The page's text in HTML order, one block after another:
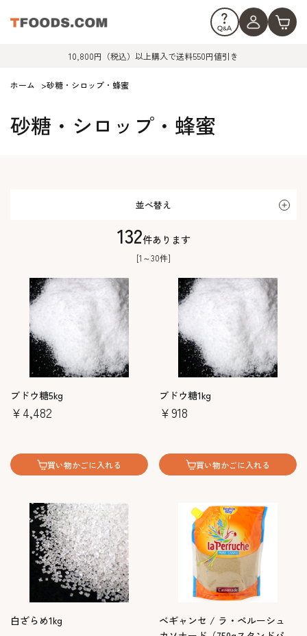
10,800円（税込）以上購入で送料550円値引き
ホーム >砂糖・シロップ・蜂蜜
砂糖・シロップ・蜂蜜
並べ替え
[1～30件]
132件あります
ブドウ糖5kg
￥4,482
買い物かごに入れる
ブドウ糖1kg
￥918
買い物かごに入れる
白ざらめ1kg
ベギャンセ / ラ・ペルーシュ